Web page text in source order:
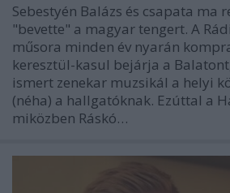
Sebestyén Balázs és csapata ma
"bevette" a magyar tengert. A
műsora minden év nyarán
keresztül-kasul bejárja a
ismert zenekar muzsikál a helyi
(néha) a hallgatóknak. Ezúttal a
miközben Ráskó…